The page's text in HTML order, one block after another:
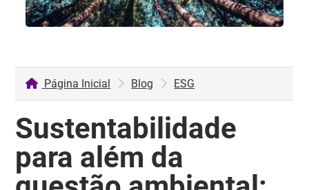
Página Inicial Blog ESG
Sustentabilidade
para além da